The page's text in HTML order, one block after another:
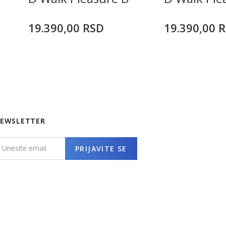
19.390,00 RSD 19.390,00
PRIJAVITE SE